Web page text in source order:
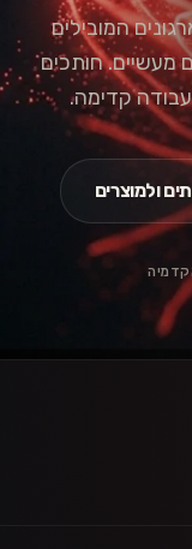
המובילים
מעשיים. חותכים
קדימה.
ולמוצרים